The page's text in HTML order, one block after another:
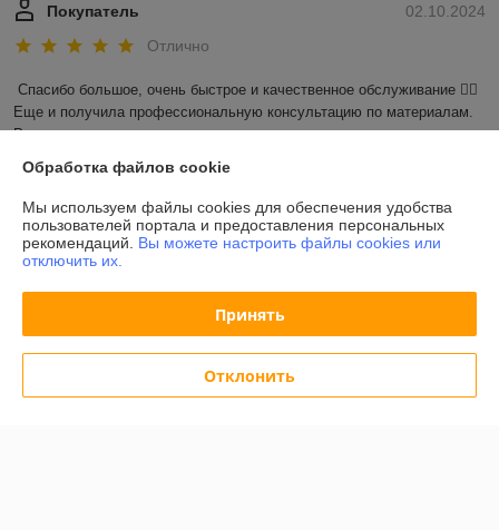
02.10.2024
Покупатель
Отлично
Спасибо большое, очень быстрое и качественное обслуживание 👍🏼
Еще и получила профессиональную консультацию по материалам.
Рекомендую
Показать все отзывы
О нас
Доставка и оплата
Обработка файлов cookie
Мы используем файлы cookies для обеспечения удобства
пользователей портала и предоставления персональных
рекомендаций. Вы можете настроить файлы cookies или
отключить их.
Принять
Отклонить